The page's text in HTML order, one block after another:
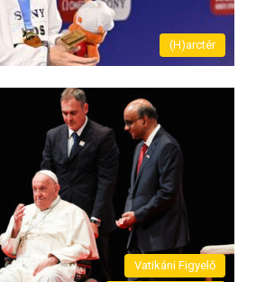
(H)arctér
Vatikáni Figyelő